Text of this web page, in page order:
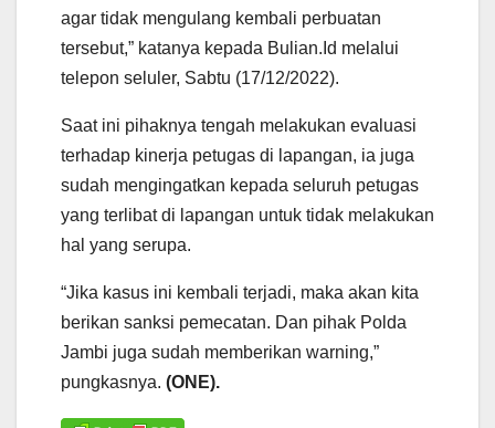
agar tidak mengulang kembali perbuatan
tersebut,” katanya kepada Bulian.Id melalui
telepon seluler, Sabtu (17/12/2022).
Saat ini pihaknya tengah melakukan evaluasi
terhadap kinerja petugas di lapangan, ia juga
sudah mengingatkan kepada seluruh petugas
yang terlibat di lapangan untuk tidak melakukan
hal yang serupa.
“Jika kasus ini kembali terjadi, maka akan kita
berikan sanksi pemecatan. Dan pihak Polda
Jambi juga sudah memberikan warning,”
pungkasnya. (ONE).